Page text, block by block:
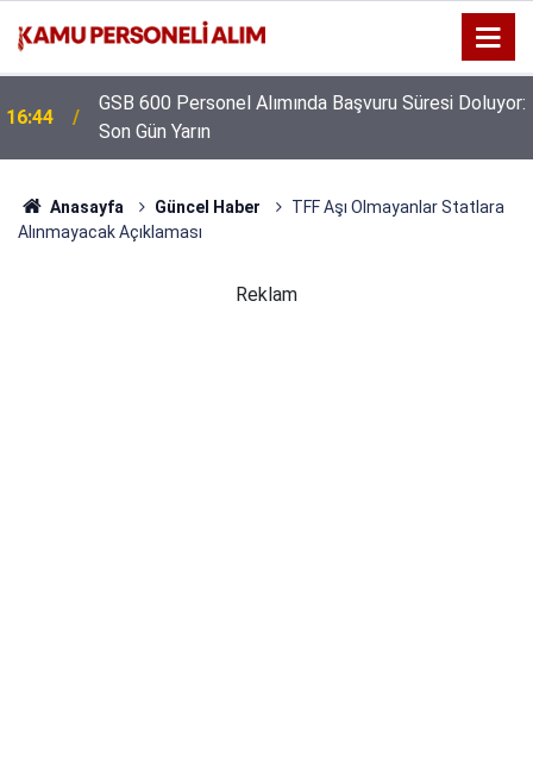
16:44
GSB 600 Personel Alımında Başvuru Süresi Doluyor:
Son Gün Yarın
Anasayfa Güncel Haber
TFF Aşı Olmayanlar Statlara
Alınmayacak Açıklaması
Reklam